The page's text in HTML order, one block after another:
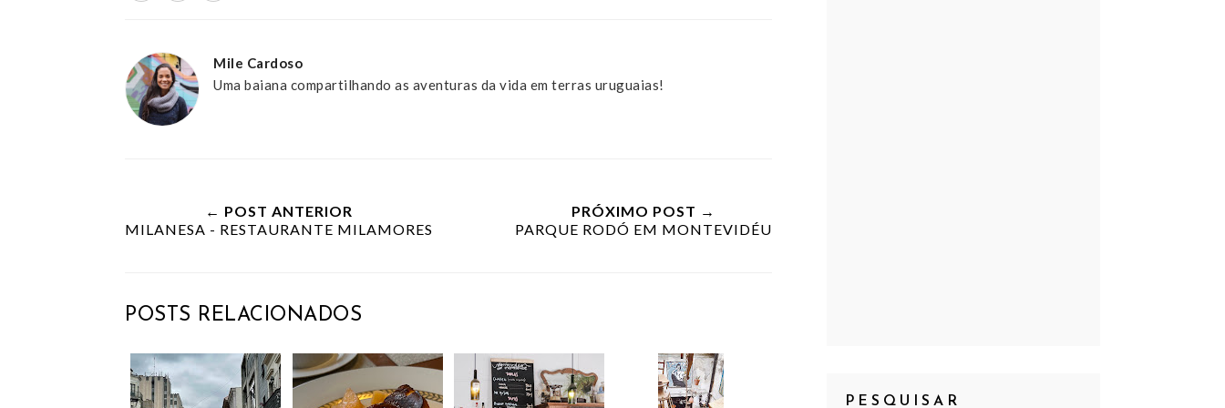
Mile Cardoso
Uma baiana compartilhando as aventuras da vida em terras uruguaias!
← POST ANTERIOR
MILANESA - RESTAURANTE MILAMORES
PRÓXIMO POST →
PARQUE RODÓ EM MONTEVIDÉU
POSTS RELACIONADOS
PESQUISAR